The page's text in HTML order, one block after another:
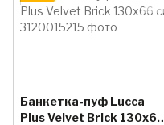
Банкетка-пуф Lucca
Plus Velvet Brick 130x66